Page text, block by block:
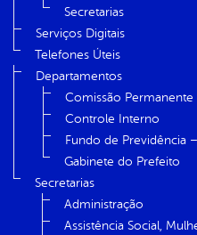
Secretarias
Serviços Digitais
Telefones Úteis
Departamentos
Comissão Permanente
Controle Interno
Fundo de Previdência –
Gabinete do Prefeito
Secretarias
Administração
Assistência Social,